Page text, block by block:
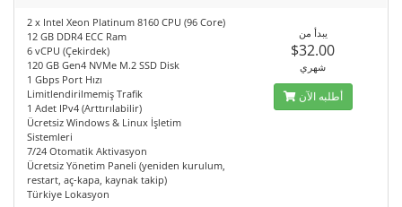
2 x Intel Xeon Platinum 8160 CPU (96 Core)
12 GB DDR4 ECC Ram
6 vCPU (Çekirdek)
120 GB Gen4 NVMe M.2 SSD Disk
1 Gbps Port Hızı
Limitlendirilmemiş Trafik
1 Adet IPv4 (Arttırılabilir)
Ücretsiz Windows & Linux İşletim
Sistemleri
7/24 Otomatik Aktivasyon
Ücretsiz Yönetim Paneli (yeniden kurulum,
restart, aç-kapa, kaynak takip)
Türkiye Lokasyon
يبدأ من
$32.00
شهري
أطلبه الآن